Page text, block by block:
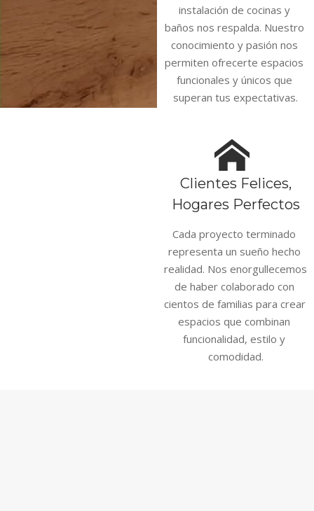
instalación de cocinas y
baños nos respalda. Nuestro
conocimiento y pasión nos
permiten ofrecerte espacios
funcionales y únicos que
superan tus expectativas.
Clientes Felices,
Hogares Perfectos
Cada proyecto terminado
representa un sueño hecho
realidad. Nos enorgullecemos
de haber colaborado con
cientos de familias para crear
espacios que combinan
funcionalidad, estilo y
comodidad.